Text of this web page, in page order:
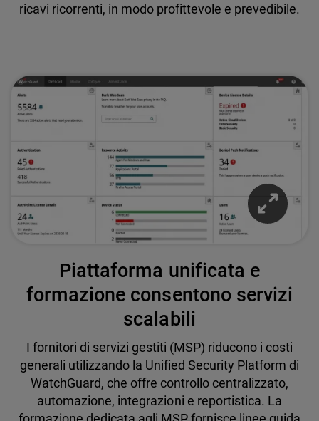
ricavi ricorrenti, in modo profittevole e prevedibile.
Piattaforma unificata e
formazione consentono servizi
scalabili
I fornitori di servizi gestiti (MSP) riducono i costi
generali utilizzando la Unified Security Platform di
WatchGuard, che offre controllo centralizzato,
automazione, integrazioni e reportistica. La